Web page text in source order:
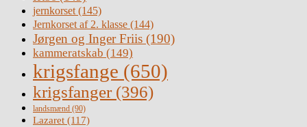
jernkorset(145)
Jernkorset af 2. klasse (144)
Jørgen og Inger Friis (190)
kammeratskab (149)
krigsfange (650)
krigsfanger (396)
landsmænd (90)
Lazaret (117)